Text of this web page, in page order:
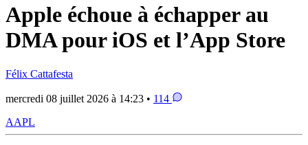
Apple échoue à échapper au
DMA pour iOS et l’App Store
Félix Cattafesta
mercredi 08 juillet 2026 à 14:23 • 114
AAPL